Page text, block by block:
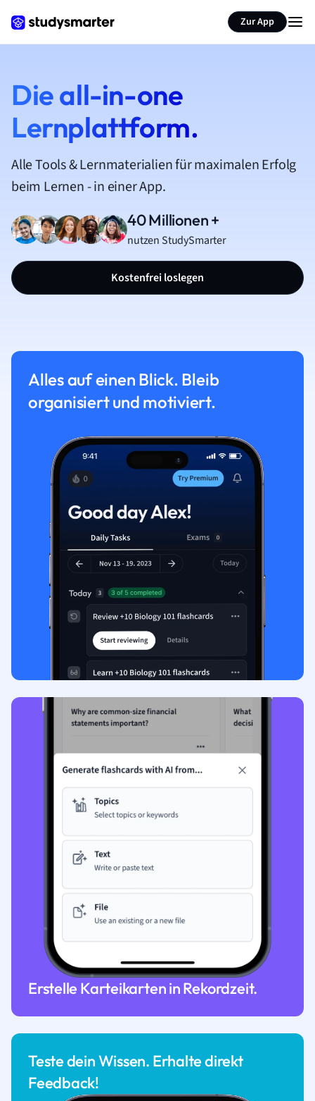
Zur App
Die all-in-one
Lernplattform.
Alle Tools & Lernmaterialien für maximalen Erfolg
beim Lernen - in einer App.
40 Millionen +
nutzen StudySmarter
Kostenfrei loslegen
Alles auf einen Blick. Bleib
organisiert und motiviert.
Erstelle Karteikarten in Rekordzeit.
Teste dein Wissen. Erhalte direkt
Feedback!